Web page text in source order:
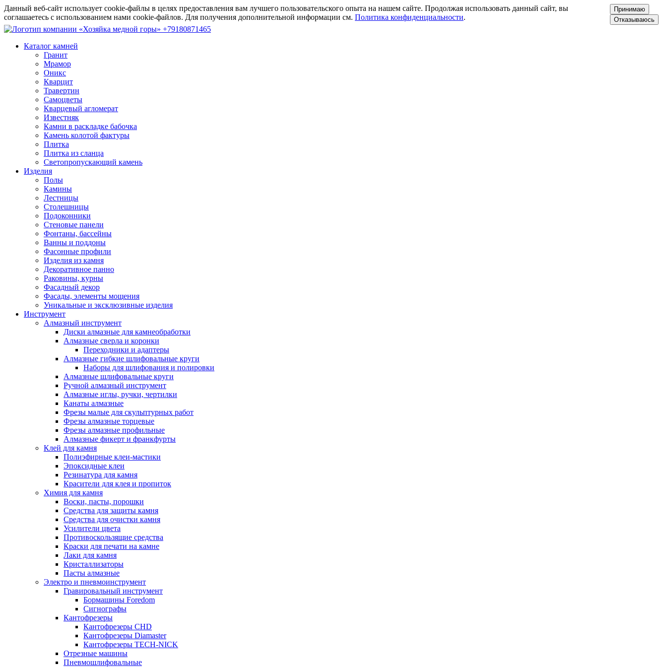
Данный веб-сайт использует cookie-файлы в целях предоставления вам лучшего пользовательского опыта на нашем сайте. Продолжая использовать данный сайт, вы
соглашаетесь с использованием нами cookie-файлов. Для получения дополнительной информации см. Политика конфиденциальности.
Принимаю
Отказываюсь
+79180871465
Каталог камней
Гранит
Мрамор
Оникс
Кварцит
Травертин
Самоцветы
Кварцевый агломерат
Известняк
Камни в раскладке бабочка
Камень колотой фактуры
Плитка
Плитка из сланца
Светопропускающий камень
Изделия
Полы
Камины
Лестницы
Столешницы
Подоконники
Стеновые панели
Фонтаны, бассейны
Ванны и поддоны
Фасонные профили
Изделия из камня
Декоративное панно
Раковины, курны
Фасадный декор
Фасады, элементы мощения
Уникальные и эксклюзивные изделия
Инструмент
Алмазный инструмент
Диски алмазные для камнеобработки
Алмазные сверла и коронки
Переходники и адаптеры
Алмазные гибкие шлифовальные круги
Наборы для шлифования и полировки
Алмазные шлифовальные круги
Ручной алмазный инструмент
Алмазные иглы, ручки, чертилки
Канаты алмазные
Фрезы малые для скульптурных работ
Фрезы алмазные торцевые
Фрезы алмазные профильные
Алмазные фикерт и франкфурты
Клей для камня
Полиэфирные клеи-мастики
Эпоксидные клеи
Резинатура для камня
Красители для клея и пропиток
Химия для камня
Воски, пасты, порошки
Средства для защиты камня
Средства для очистки камня
Усилители цвета
Противоскользящие средства
Краски для печати на камне
Лаки для камня
Кристаллизаторы
Пасты алмазные
Электро и пневмоинструмент
Гравировальный инструмент
Бормашины Foredom
Сигнографы
Кантофрезеры
Кантофрезеры CHD
Кантофрезеры Diamaster
Кантофрезеры TECH-NICK
Отрезные машины
Пневмошлифовальные